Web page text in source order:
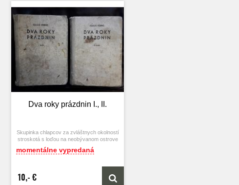
Dva roky prázdnin I., II.
Skupinka chlapcov za zvláštnych okolností
stroskotá s loďou na neobývanom ostrove
a tým sa pre nich začína úplne nový život.
momentálne vypredaná
10,- €